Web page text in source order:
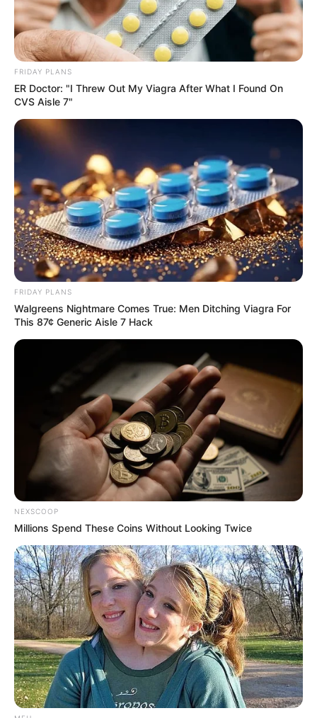
These Photos Make Us Nostalgic For The 70's
BRAINBERRIES
Mysterious Roman Statue Unearthed In Toledo
BRAINBERRIES
How Does "Darkest Hour" Spotted Secrets That No
One Knew?
BRAINBERRIES
Who Will Take On The Iconic Role Next? Bond
Casting Rumors
FRIDAY PLANS
ER Doctor: "I Threw Out My Viagra After What I Found On
CVS Aisle 7"
FRIDAY PLANS
Walgreens Nightmare Comes True: Men Ditching Viagra For
This 87¢ Generic Aisle 7 Hack
NEXSCOOP
Millions Spend These Coins Without Looking Twice